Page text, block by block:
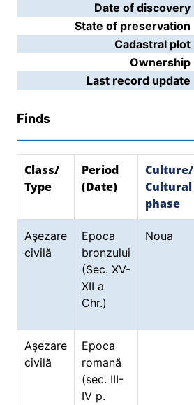
Date of discovery
State of preservation
Cadastral plot
Ownership
Last record update
Finds
Class/
Type
Period
(Date)
Culture/
Cultural
phase
Aşezare
civilă
Epoca
bronzului
(Sec. XV-
XII a
Chr.)
Noua
Aşezare
civilă
Epoca
romană
(sec. III-
IV p.